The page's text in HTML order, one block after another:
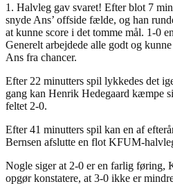
1. Halvleg gav svaret! Efter blot 7
snyde Ans’ offside fælde, og han
at kunne score i det tomme mål. 1-0
Generelt arbejdede alle godt og
Ans fra chancer.
Efter 22 minutters spil lykkedes det
gang kan Henrik Hedegaard kæmpe
feltet 2-0.
Efter 41 minutters spil kan en af
Bernsen afslutte en flot KFUM-
Nogle siger at 2-0 er en farlig føring,
opgør konstatere, at 3-0 ikke er